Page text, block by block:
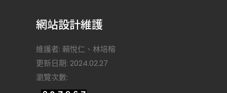
網站設計維護
維護者: 賴悅仁、林培榕
更新日期: 2024.02.27
瀏覽次數: